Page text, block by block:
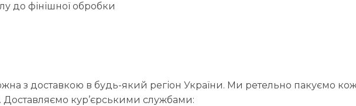
до фінішної обробки
з доставкою в будь-який регіон України. Ми ретельно пакуємо
Доставляємо кур’єрськими службами: